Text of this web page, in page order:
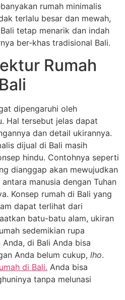
rumah minimalis
terlalu besar dan mewah,
tetap menarik dan indah
ber-khas tradisional Bali.
Rumah
dipengaruhi oleh
Hal tersebut jelas dapat
dan detail ukirannya.
dijual di Bali masih
hindu. Contohnya seperti
dianggap akan mewujudkan
manusia dengan Tuhan
Konsep rumah di Bali yang
dapat terlihat dari
batu-batu alam, ukiran
sedemikian rupa
di Bali Anda bisa
Anda belum cukup, lho.
di Bali. Anda bisa
tanpa melunasi